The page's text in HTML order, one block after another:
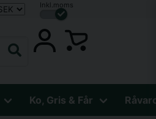
Inkl.moms
Ko, Gris & Får